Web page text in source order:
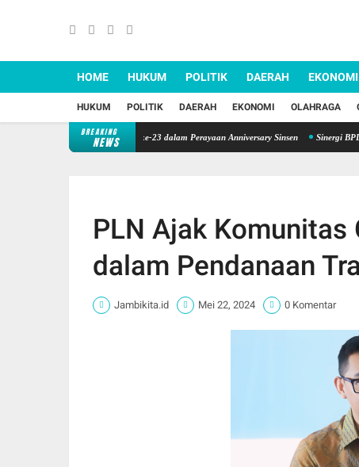
HOME HUKUM POLITIK DAERAH EKONOMI
HUKUM POLITIK DAERAH EKONOMI OLAHRAGA
BREAKING
NEWS
Sinsen Gelar Donor Darah ke-23 dalam Perayaan Anniversary Sinsen Sinergi BPD dan
PLN Ajak
dalam Pendanaan
Jambikita.id Mei 22, 2024 0 Komentar